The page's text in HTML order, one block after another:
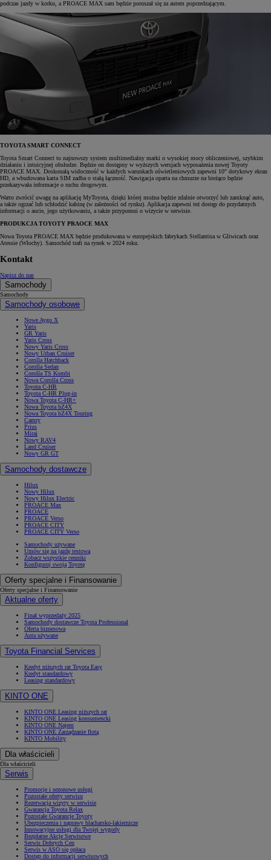
podczas jazdy w korku, a PROACE MAX sam będzie poruszał się za autem poprzedzającym.
TOYOTA SMART CONNECT
Toyota Smart Connect to najnowszy system multimedialny marki o wysokiej mocy obliczeniowej, szybkim
działaniu i intuicyjnej obsłudze. Będzie on dostępny w wyższych wersjach wyposażenia nowej Toyoty
PROACE MAX. Doskonałą widoczność w każdych warunkach oświetleniowych zapewni 10" dotykowy ekran
HD, a wbudowana karta SIM zadba o stałą łączność. Nawigacja oparta na chmurze na bieżąco będzie
przekazywała informacje o ruchu drogowym.
Warto zwrócić uwagę na aplikację MyToyota, dzięki której można będzie zdalnie otworzyć lub zamknąć auto,
a także ogrzać lub schłodzić kabinę (w zależności od rynku). Aplikacja zapewni też dostęp do przydatnych
informacji o aucie, jego użytkowaniu, a także przypomni o wizycie w serwisie.
PRODUKCJA TOYOTY PRAOCE MAX
Nowa Toyota PROACE MAX będzie produkowana w europejskich fabrykach Stellantisa w Gliwicach oraz
Atessie (Włochy). Samochód trafi na rynek w 2024 roku.
Kontakt
Napisz do nas
Samochody
Samochody
Samochody osobowe
Nowe Aygo X
Yaris
GR Yaris
Yaris Cross
Nowy Yaris Cross
Nowy Urban Cruiser
Corolla Hatchback
Corolla Sedan
Corolla TS Kombi
Nowa Corolla Cross
Toyota C-HR
Toyota C-HR Plug-in
Nowa Toyota C-HR+
Nowa Toyota bZ4X
Nowa Toyota bZ4X Touring
Camry
Prius
Mirai
Nowy RAV4
Land Cruiser
Nowy GR GT
Samochody dostawcze
Hilux
Nowy Hilux
Nowy Hilux Electric
PROACE Max
PROACE
PROACE Verso
PROACE CITY
PROACE CITY Verso
Samochody używane
Umów się na jazdę testową
Zobacz wszystkie cenniki
Konfiguruj swoją Toyotę
Oferty specjalne i Finansowanie
Oferty specjalne i Finansowanie
Aktualne oferty
Finał wyprzedaży 2025
Samochody dostawcze Toyota Professional
Oferta biznesowa
Auta używane
Toyota Financial Services
Kredyt niższych rat Toyota Easy
Kredyt standardowy
Leasing standardowy
KINTO ONE
KINTO ONE Leasing niższych rat
KINTO ONE Leasing konsumencki
KINTO ONE Najem
KINTO ONE Zarządzanie flotą
KINTO Mobility
Dla właścicieli
Dla właścicieli
Serwis
Promocje i sezonowe usługi
Pozostałe oferty serwisu
Rezerwacja wizyty w serwisie
Gwarancja Toyota Relax
Pozostałe Gwarancje Toyoty
Ubezpieczenia i naprawy blacharsko-lakiernicze
Innowacyjne usługi dla Twojej wygody
Bezpłatne Akcje Serwisowe
Serwis Dobrych Cen
Serwis w ASO się opłaca
Dostęp do informacji serwisowych